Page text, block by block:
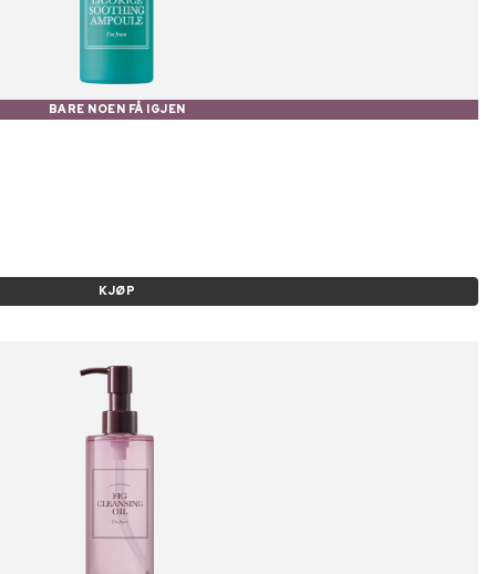
BARE NOEN FÅ IGJEN
KJØP